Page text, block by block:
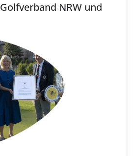
Golfverband NRW und